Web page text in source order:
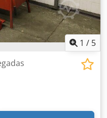
1 / 5